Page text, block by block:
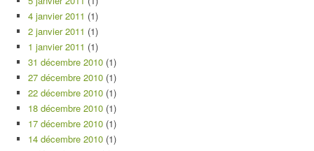
4 janvier 2011 (1)
2 janvier 2011 (1)
1 janvier 2011 (1)
31 décembre 2010 (1)
27 décembre 2010 (1)
22 décembre 2010 (1)
18 décembre 2010 (1)
17 décembre 2010 (1)
14 décembre 2010 (1)